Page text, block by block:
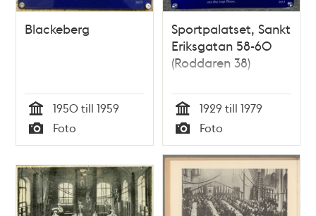
Blackeberg
Tid
1950 till 1959
Typ
Foto
Sportpalatset, Sankt
Eriksgatan 58-60
(Roddaren 38)
Tid
1929 till 1979
Typ
Foto